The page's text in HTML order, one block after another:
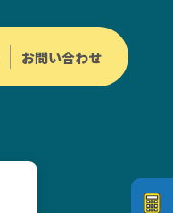
お問い合わせ